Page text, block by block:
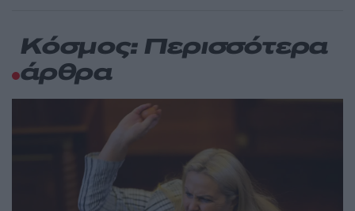
Κόσμος: Περισσότερα
άρθρα